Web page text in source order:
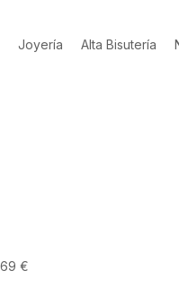
Joyería Alta Bisutería
69 €